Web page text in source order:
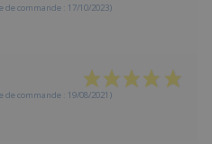
de commande : 17/10/2023)
de commande : 19/08/2021)